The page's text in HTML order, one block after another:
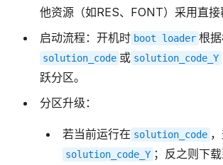
他资源（如RES、FONT）采用直接
启动流程：开机时 boot loader 根
solution_code 或 solution_code_Y
跃分区。
分区升级：
若当前运行在 solution_code
solution_code_Y ；反之则下